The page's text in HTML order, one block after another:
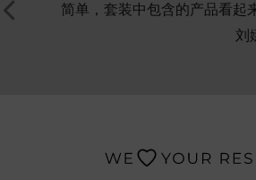
简单，套装中包含的产品看起
刘